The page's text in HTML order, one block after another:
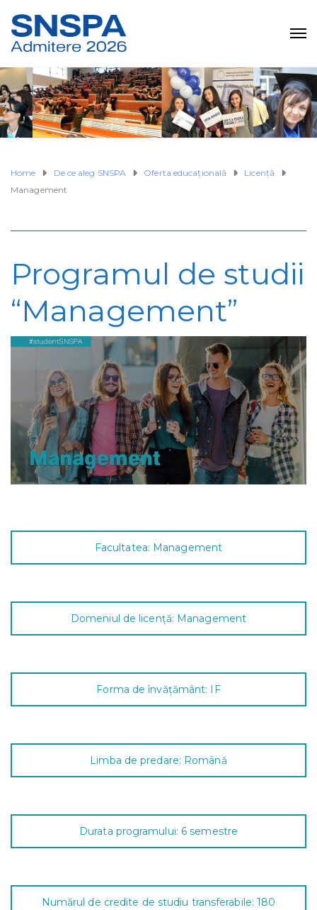
Home De ce aleg SNSPA Oferta educaţională
Licenţă
Management
Programul de studii
“Management”
Facultatea: Management
Domeniul de licență: Management
Forma de învăţământ: IF
Limba de predare: Română
Durata programului: 6 semestre
Numărul de credite de studiu transferabile: 180